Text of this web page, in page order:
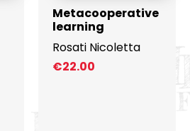
Metacooperative
learning
Rosati Nicoletta
€22.00